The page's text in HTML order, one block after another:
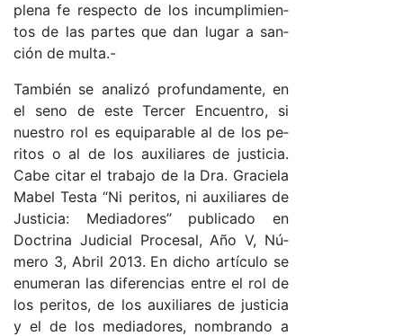
ple­na fe res­pec­to de los in­cum­pli­mien­
tos de las par­tes que dan lu­gar a san­
ción de mul­ta.-
Tam­bién se ana­li­zó pro­fun­da­men­te, en
el seno de es­te Ter­cer En­cuen­tro, si
nues­tro rol es equi­pa­ra­ble al de los pe­
ri­tos o al de los au­xi­lia­res de jus­ti­cia.
Ca­be ci­tar el tra­ba­jo de la Dra. Gra­cie­la
Ma­bel Tes­ta “Ni pe­ri­to­s, ni au­xi­lia­res de
Jus­ti­cia: Me­dia­do­res” pu­bli­ca­do en
Doc­tri­na Ju­di­cial Pro­ce­sal, Año V, Nú­
me­ro 3, Abril 2013. En di­cho ar­tícu­lo se
enu­me­ran las di­fe­ren­cias en­tre el rol de
los pe­ri­to­s, de los au­xi­lia­res de jus­ti­cia
y el de los me­dia­do­res, nom­bran­do a